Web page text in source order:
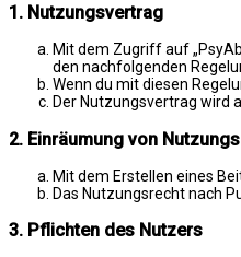
1. Nutzungsvertrag
Mit dem Zugriff auf
den nachfolgenden
Wenn du mit diesen
Der Nutzungsvertrag wird
2. Einräumung von
Mit dem Erstellen eines
Das Nutzungsrecht nach
3. Pflichten des Nutzers